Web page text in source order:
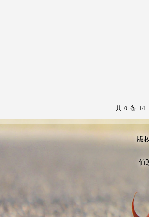
共 0 条 1/1
版
值